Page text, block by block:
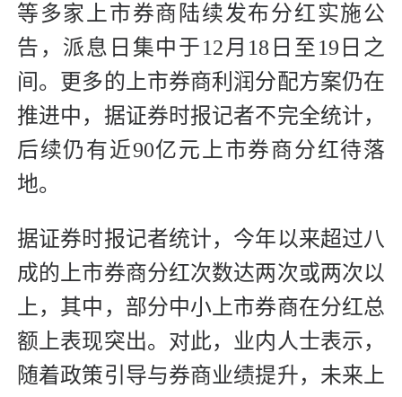
等多家上市券商陆续发布分红实施公
告，派息日集中于12月18日至19日之
间。更多的上市券商利润分配方案仍在
推进中，据证券时报记者不完全统计，
后续仍有近90亿元上市券商分红待落
地。
据证券时报记者统计，今年以来超过八
成的上市券商分红次数达两次或两次以
上，其中，部分中小上市券商在分红总
额上表现突出。对此，业内人士表示，
随着政策引导与券商业绩提升，未来上